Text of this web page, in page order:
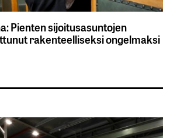
Pienten sijoitusasuntojen
rakenteelliseksi ongelmaksi